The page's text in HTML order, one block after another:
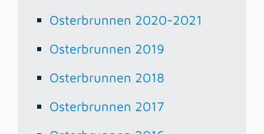
Osterbrunnen 2020-2021
Osterbrunnen 2019
Osterbrunnen 2018
Osterbrunnen 2017